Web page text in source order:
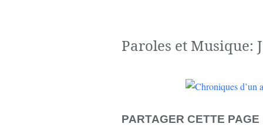
Paroles et Musique:
PARTAGER CETTE PAGE